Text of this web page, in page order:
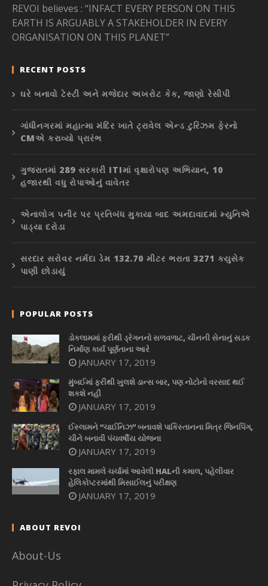
REVOI believes : “INFACT EVERY PERSON ON THIS
EARTH IS ARGUABLY A STAKEHOLDER IN EVERY
ORGANISATION ON THIS PLANET”
RECENT POSTS
ઘરે બનાવો ટેસ્ટી અને મજેદાર અખરોટ કેક, જાણો રેસીપી
ગાંધીનગરમાં મહાત્મા મંદિર ખાતે ટ્રાવેલ એન્ડ ટુરિઝમ ફેરનો
CMએ કરાવ્યો પ્રારંભ
ગુજરાતમાં 289 સરકારી ITIમાં વૃક્ષારોપણ અભિયાન, 10
હજારથી વધુ રોપાઓનું વાવેતર
એનાલોગ પનીર પર પ્રતિબંધ મુકાયા બાદ અમદાવાદમાં મ્યુનિએ
પાડ્યા દરોડા
સરદાર સરોવર નર્મદા ડેમ 132.70 મીટર ભરાતા 3271 ક્યુસેક
પાણી છોડાયું
POPULAR POSTS
ડોકલામમાં ફરીથી ડ્રેગનનો સળવળાટ, ચીનની સેનાનું સડક
નિર્માણ કાર્ય પૂર્ણતાના આરે
JANUARY 17, 2019
મુંબઈમાં ફરીથી ખુલશે ડાન્સ બાર, પણ નોટોનો વરસાદ થઈ
શકશે નહીં
JANUARY 17, 2019
ઈસ્લામને “ચાઈનિઝ” બનાવશે પાકિસ્તાનના મિત્ર જિનપિંગ,
ચીને બનાવી પંચવર્ષીય યોજના
JANUARY 17, 2019
રફાલ મામલે ચર્ચામાં આવેલી HALની કમાલ, પહેલીવાર
હેલિકોપ્ટરમાંથી મિસાઈલનું પરીક્ષણ
JANUARY 17, 2019
ABOUT REVOI
About-Us